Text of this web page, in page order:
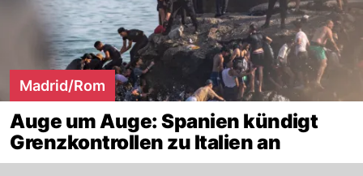
Madrid/Rom
Auge um Auge: Spanien kündigt
Grenzkontrollen zu Italien an